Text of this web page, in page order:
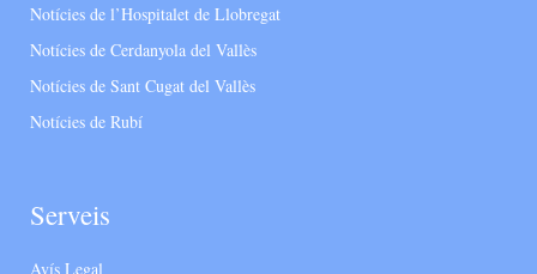
Notícies de l’Hospitalet de Llobregat
Notícies de Cerdanyola del Vallès
Notícies de Sant Cugat del Vallès
Notícies de Rubí
Serveis
Avís Legal